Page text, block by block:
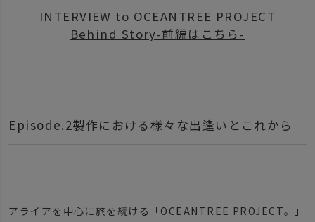
INTERVIEW to OCEANTREE PROJECT
Behind Story-前編はこちら-
Episode.2製作における様々な出逢いとこれから
アライアを中心に旅を続ける「OCEANTREE PROJECT。」